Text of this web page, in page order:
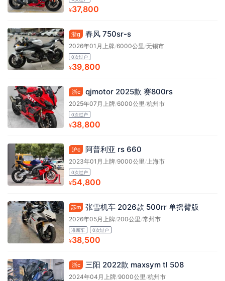
¥37,800
浙g 春风 750sr-s
2026年01月上牌/6000公里/无锡市
0次过户
¥39,800
浙c qjmotor 2025款 赛800rs
2025年07月上牌/6000公里/杭州市
0次过户
¥38,800
沪c 阿普利亚 rs 660
2023年01月上牌/9000公里 /上海市
0次过户
¥54,800
苏m 张雪机车 2026款 500rr 单摇臂版
2026年05月上牌/200公里 /常州市
准新车 0次过户
¥38,500
浙c 三阳 2022款 maxsym tl 508
2024年04月上牌/9000公里 /杭州市